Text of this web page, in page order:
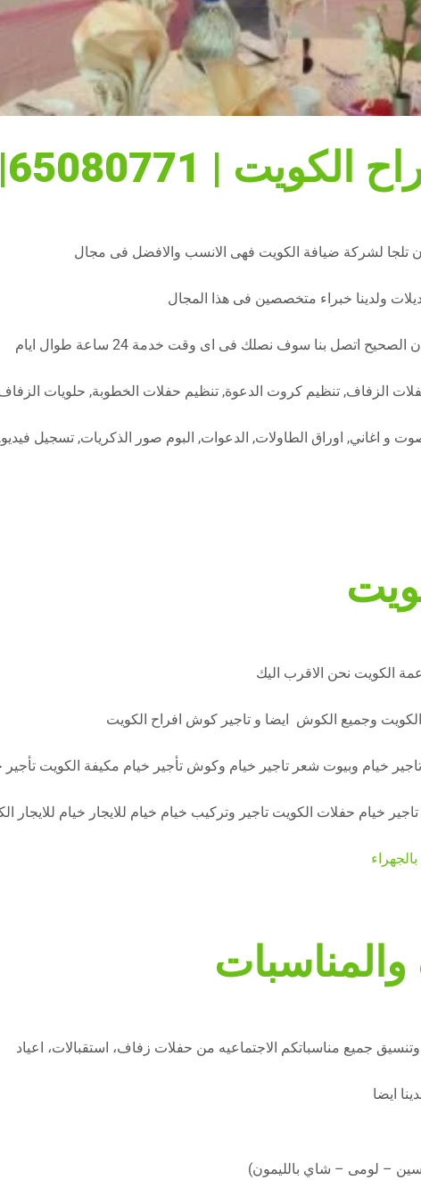
الكويت | 65080771| ضيافة الكويت
تلجا لشركة ضيافة الكويت فهى الانسب والافضل فى مجال
ولدينا خبراء متخصصين فى هذا المجال
اتصل بنا سوف نصلك فى اى وقت خدمة 24 ساعة طوال ايام
الزفاف, تنظيم كروت الدعوة, تنظيم حفلات الخطوبة, حلويات
و اغاني, اوراق الطاولات, الدعوات, البوم صور الذكريات, تسجيل فيديو,
الكويت نحن الاقرب اليك
وجميع الكوش ايضا و تاجير كوش افراح الكويت
خيام وبيوت شعر تاجير خيام وكوش تأجير خيام مكيفة الكويت تأجير
خيام حفلات الكويت تاجير وتركيب خيام خيام للايجار خيام للايجار
جميع مناسباتكم الاجتماعيه من حفلات زفاف، استقبالات، اعياد
ايضا
– لومى – شاي بالليمون)